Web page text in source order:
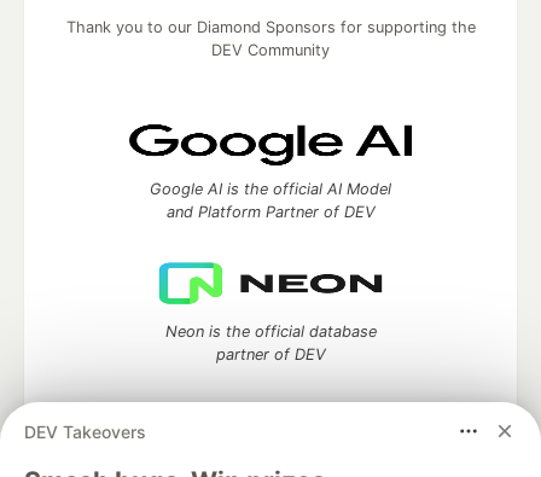
DEV Takeovers
Thank you to our Diamond Sponsors for supporting the
DEV Community
Google AI is the official AI Model
and Platform Partner of DEV
Neon is the official database
partner of DEV